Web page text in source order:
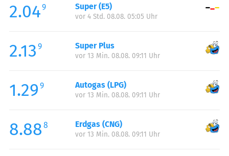
2.049 Super (E5)
vor 4 Std. 08.08. 05:05 Uhr
2.13 9 Super Plus
vor 13 Min. 08.08. 09:11 Uhr
1.29 9 Autogas (LPG)
vor 13 Min. 08.08. 09:11 Uhr
8.88 8 Erdgas (CNG)
vor 13 Min. 08.08. 09:11 Uhr